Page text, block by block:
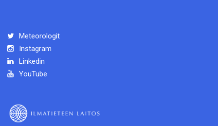
Meteorologit
Instagram
Linkedin
YouTube